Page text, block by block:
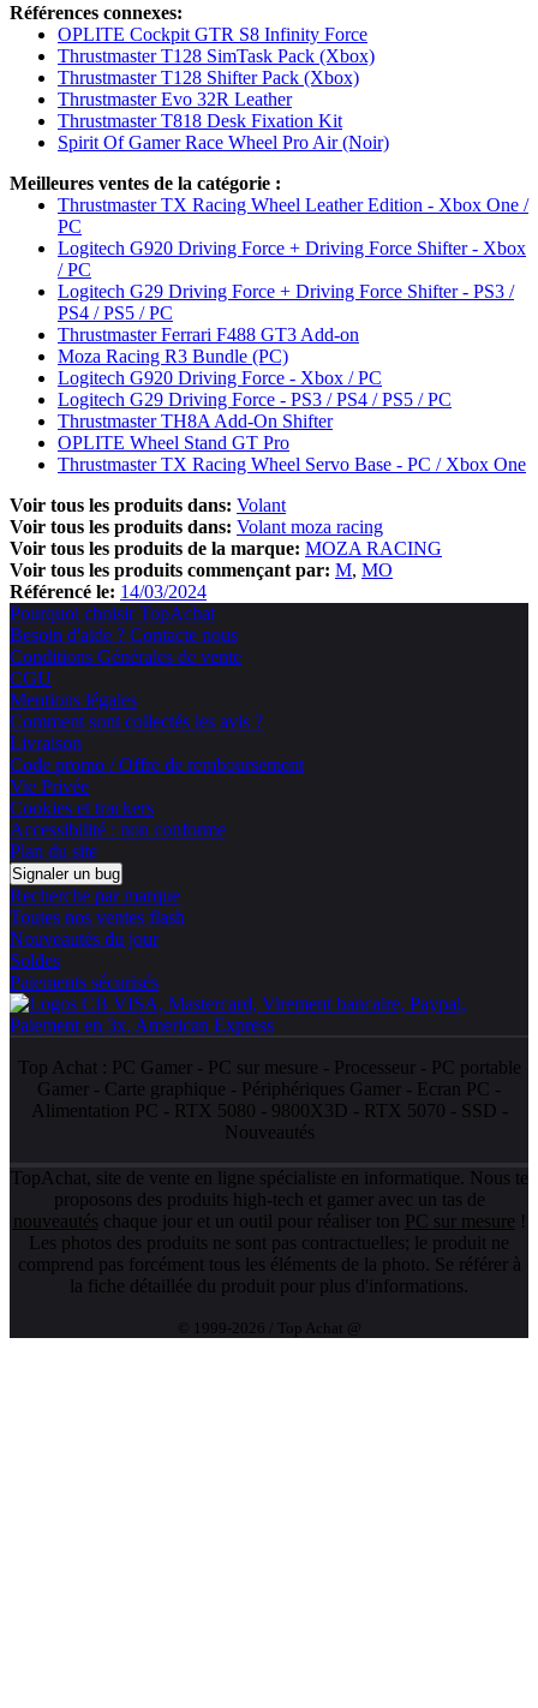
Références connexes:
OPLITE Cockpit GTR S8 Infinity Force
Thrustmaster T128 SimTask Pack (Xbox)
Thrustmaster T128 Shifter Pack (Xbox)
Thrustmaster Evo 32R Leather
Thrustmaster T818 Desk Fixation Kit
Spirit Of Gamer Race Wheel Pro Air (Noir)
Meilleures ventes de la catégorie :
Thrustmaster TX Racing Wheel Leather Edition - Xbox One /
PC
Logitech G920 Driving Force + Driving Force Shifter - Xbox
/ PC
Logitech G29 Driving Force + Driving Force Shifter - PS3 /
PS4 / PS5 / PC
Thrustmaster Ferrari F488 GT3 Add-on
Moza Racing R3 Bundle (PC)
Logitech G920 Driving Force - Xbox / PC
Logitech G29 Driving Force - PS3 / PS4 / PS5 / PC
Thrustmaster TH8A Add-On Shifter
OPLITE Wheel Stand GT Pro
Thrustmaster TX Racing Wheel Servo Base - PC / Xbox One
Voir tous les produits dans: Volant
Voir tous les produits dans: Volant moza racing
Voir tous les produits de la marque: MOZA RACING
Voir tous les produits commençant par: M MO
Référencé le: 14/03/2024
Pourquoi choisir TopAchat
Besoin d'aide ? Contacte nous
Conditions Générales de vente
CGU
Mentions légales
Comment sont collectés les avis ?
Livraison
Code promo / Offre de remboursement
Vie Privée
Cookies et trackers
Accessibilité : non conforme
Plan du site
Signaler un bug
Recherche par marque
Toutes nos ventes flash
Nouveautés du jour
Soldes
Paiements sécurisés
Top Achat : PC Gamer- PC sur mesure - Processeur- PC portable
Gamer - Carte graphique - Périphériques Gamer - Ecran PC -
Alimentation PC - RTX 5080 - 9800X3D - RTX 5070 - SSD -
Nouveautés
TopAchat, site de vente en ligne spécialiste en informatique. Nous te
proposons des produits high-tech et gamer avec un tas de
nouveautés chaque jour et un outil pour réaliser ton PC sur mesure !
Les photos des produits ne sont pas contractuelles; le produit ne
comprend pas forcément tous les éléments de la photo. Se référer à
la fiche détaillée du produit pour plus d'informations.
© 1999-2026 / Top Achat @